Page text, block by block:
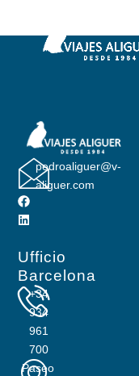
pedroaliguer@v-
aliguer.com
Ufficio
Barcelona
+34
934
961
700
Paseo